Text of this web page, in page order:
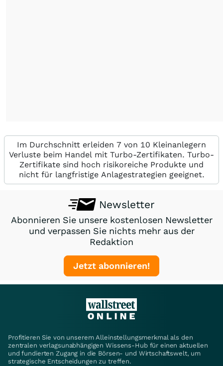
Im Durchschnitt erleiden 7 von 10 Kleinanlegern
Verluste beim Handel mit Turbo-Zertifikaten. Turbo-
Zertifikate sind hoch risikoreiche Produkte und
nicht für langfristige Anlagestrategien geeignet.
Newsletter
Abonnieren Sie unsere kostenlosen Newsletter
und verpassen Sie nichts mehr aus der
Redaktion
Jetzt abonnieren!
Profitieren Sie von unserem Alleinstellungsmerkmal als den
zentralen verlagsunabhängigen Wissens-Hub für einen aktuellen
und fundierten Zugang in die Börsen- und Wirtschaftswelt, um
strategische Entscheidungen zu treffen.